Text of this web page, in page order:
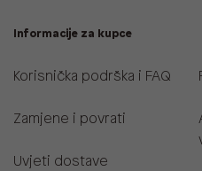
Informacije za kupce
Korisnička podrška i FAQ
Zamjene i povrati
Uvjeti dostave